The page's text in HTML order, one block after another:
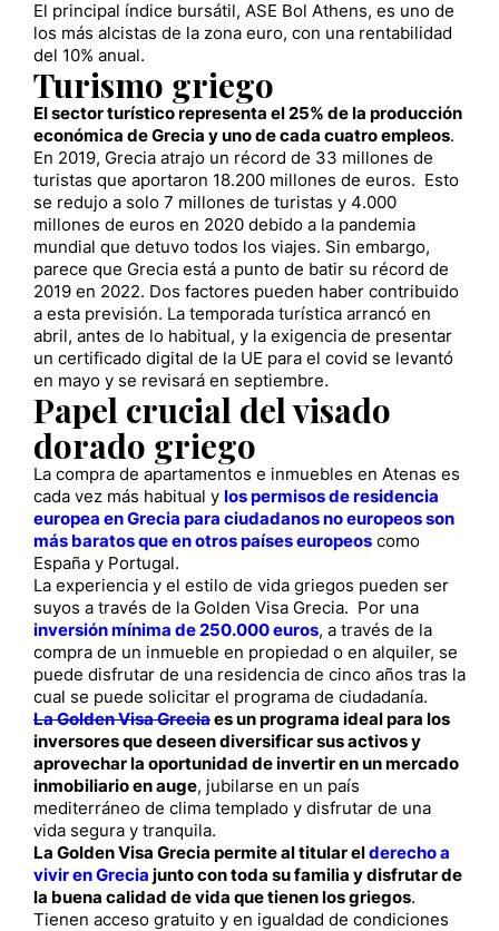
El principal índice bursátil, ASE Bol Athens, es uno de
los más alcistas de la zona euro, con una rentabilidad
del 10% anual.
Turismo griego
El sector turístico representa el 25% de la producción
económica de Grecia y uno de cada cuatro empleos.
En 2019, Grecia atrajo un récord de 33 millones de
turistas que aportaron 18.200 millones de euros. Esto
se redujo a solo 7 millones de turistas y 4.000
millones de euros en 2020 debido a la pandemia
mundial que detuvo todos los viajes. Sin embargo,
parece que Grecia está a punto de batir su récord de
2019 en 2022. Dos factores pueden haber contribuido
a esta previsión. La temporada turística arrancó en
abril, antes de lo habitual, y la exigencia de presentar
un certificado digital de la UE para el covid se levantó
en mayo y se revisará en septiembre.
Papel crucial del visado
dorado griego
La compra de apartamentos e inmuebles en Atenas es
cada vez más habitual y los permisos de residencia
europea en Grecia para ciudadanos no europeos son
más baratos que en otros países europeos como
España y Portugal.
La experiencia y el estilo de vida griegos pueden ser
suyos a través de la Golden Visa Grecia. Por una
inversión mínima de 250.000 euros, a través de la
compra de un inmueble en propiedad o en alquiler, se
puede disfrutar de una residencia de cinco años tras la
cual se puede solicitar el programa de ciudadanía.
La Golden Visa Greciaes un programa ideal para los
inversores que deseen diversificar sus activos y
aprovechar la oportunidad de invertir en un mercado
inmobiliario en auge, jubilarse en un país
mediterráneo de clima templado y disfrutar de una
vida segura y tranquila.
La Golden Visa Grecia permite al titular elderecho a
vivir en Grecia junto con toda su familia y disfrutar de
la buena calidad de vida que tienen los griegos.
Tienen acceso gratuito y en igualdad de condiciones